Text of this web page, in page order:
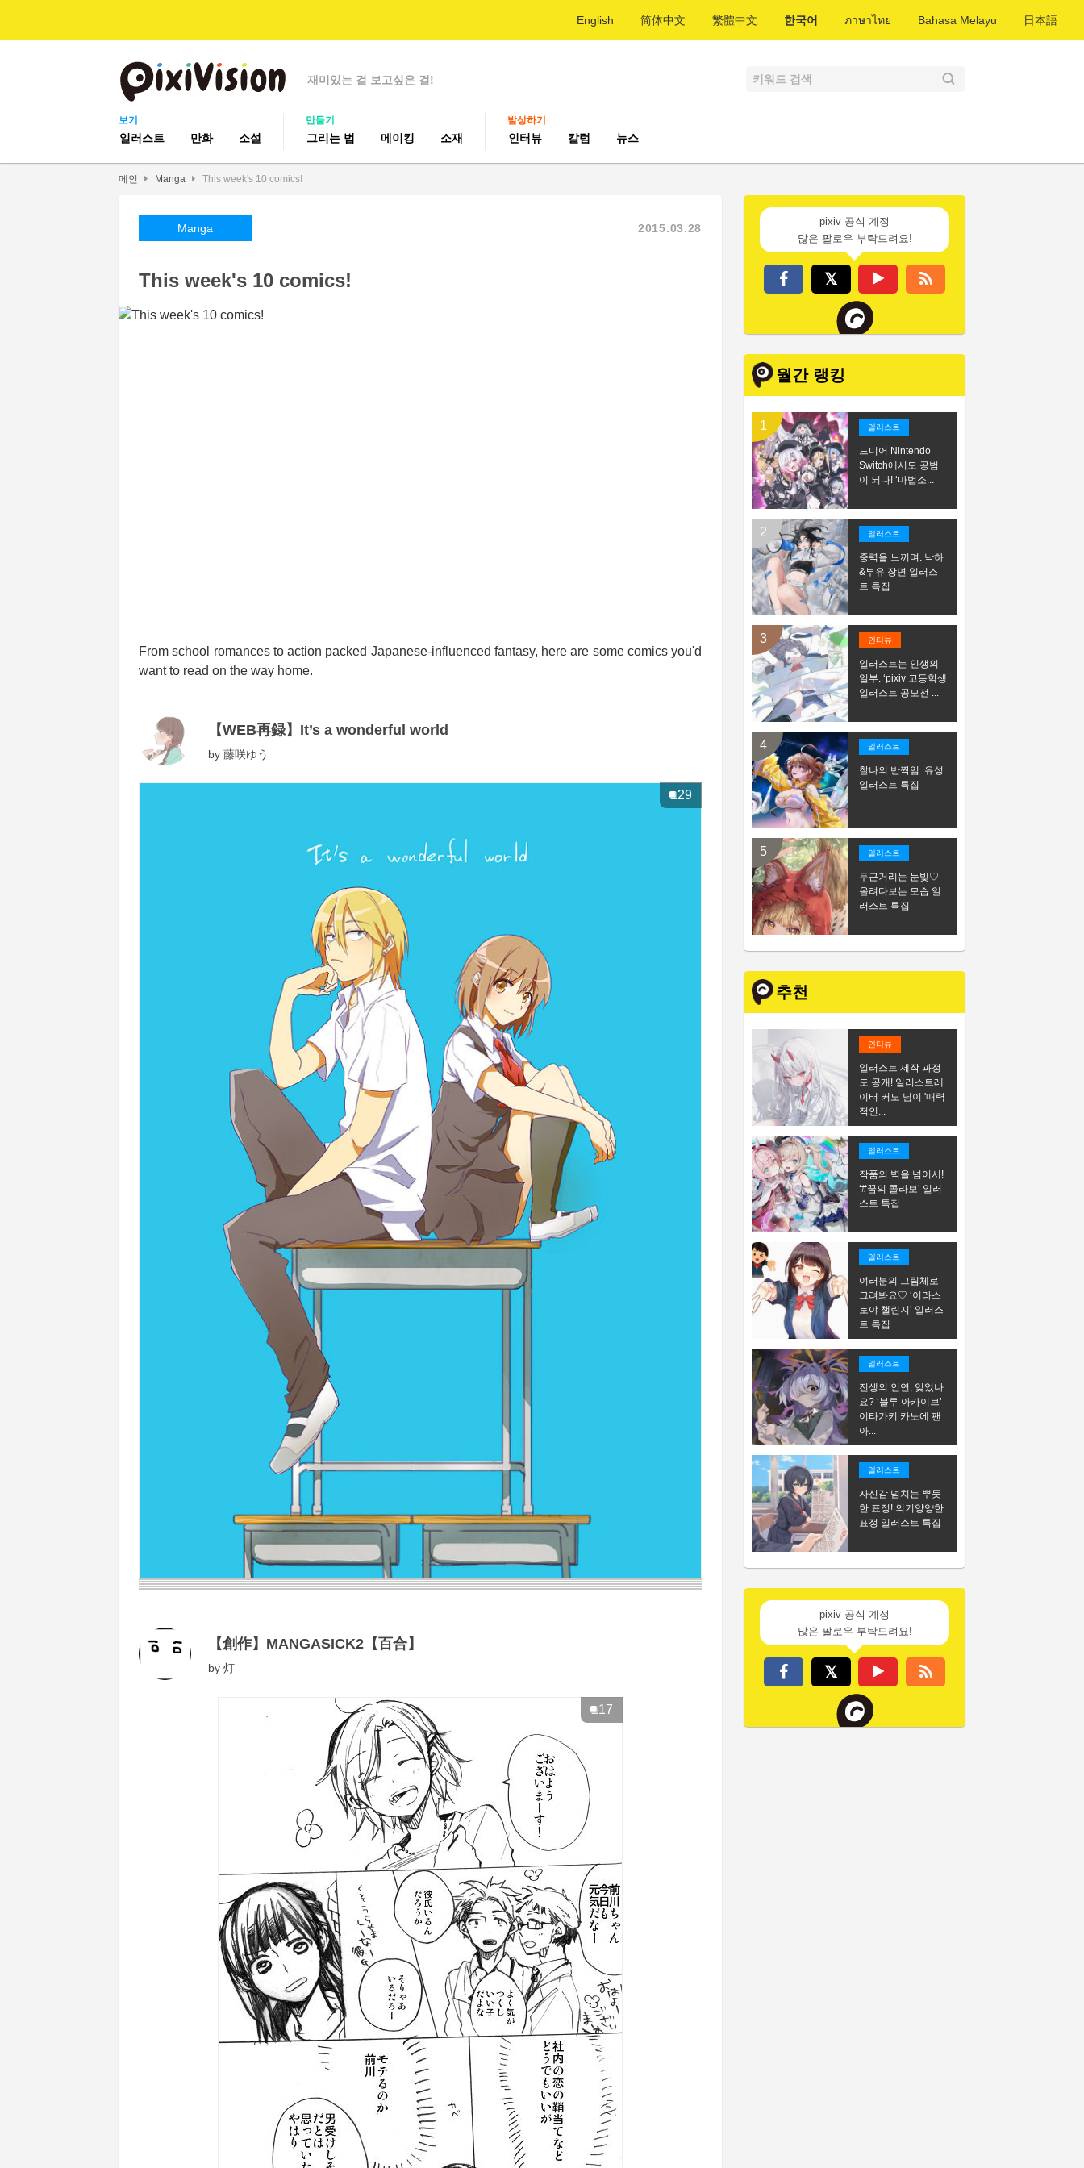
English 简体中文 繁體中文 한국어 ภาษาไทย Bahasa Melayu 日本語
재미있는 걸 보고싶은 걸!
보기
일러스트 만화 소설
만들기
그리는 법 메이킹 소재
발상하기
인터뷰 칼럼 뉴스
메인 Manga This week's 10 comics!
Manga 2015.03.28
This week's 10 comics!
From school romances to action packed Japanese-influenced fantasy, here are some comics you'd
want to read on the way home.
【WEB再録】It’s a wonderful world
by 藤咲ゆう
29
【創作】MANGASICK2【百合】
by 灯
17
pixiv 공식 계정
많은 팔로우 부탁드려요!
월간 랭킹
일러스트
드디어 Nintendo
Switch에서도 공범
이 되다! ‘마법소...
일러스트
중력을 느끼며. 낙하
&부유 장면 일러스
트 특집
인터뷰
일러스트는 인생의
일부. ‘pixiv 고등학생
일러스트 공모전 ...
일러스트
찰나의 반짝임. 유성
일러스트 특집
일러스트
두근거리는 눈빛♡
올려다보는 모습 일
러스트 특집
추천
인터뷰
일러스트 제작 과정
도 공개! 일러스트레
이터 커노 님이 '매력
적인...
일러스트
작품의 벽을 넘어서!
‘#꿈의 콜라보’ 일러
스트 특집
일러스트
여러분의 그림체로
그려봐요♡ ‘이라스
토야 챌린지’ 일러스
트 특집
일러스트
전생의 인연, 잊었나
요? ‘블루 아카이브’
이타가키 카노에 팬
아...
일러스트
자신감 넘치는 뿌듯
한 표정! 의기양양한
표정 일러스트 특집
pixiv 공식 계정
많은 팔로우 부탁드려요!